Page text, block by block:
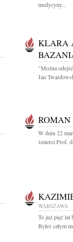
medycyny...
KLARA
"Można
Jan
W dniu 22
śmierci Prof.
WARSZAWA
To już pięć lat
Byłeś całym